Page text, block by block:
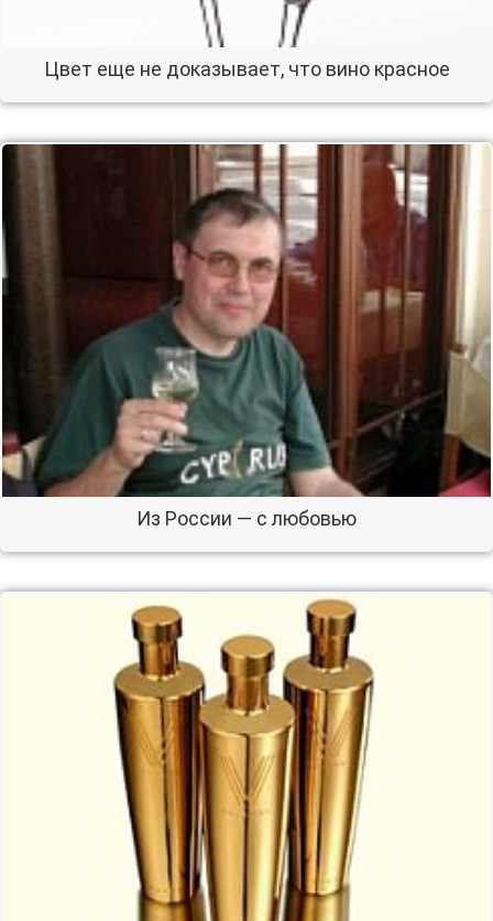
Цвет еще не доказывает, что вино красное
Из России — с любовью